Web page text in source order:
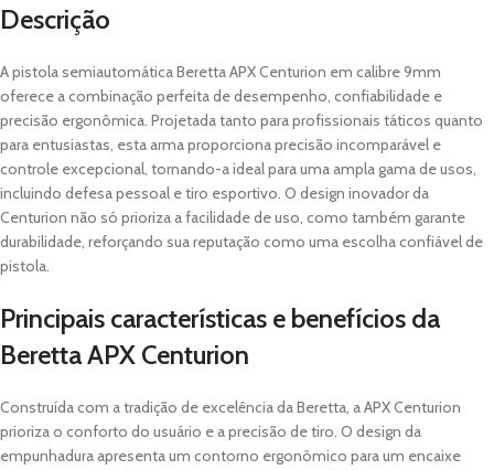
Descrição
A pistola semiautomática Beretta APX Centurion em calibre 9mm
oferece a combinação perfeita de desempenho, confiabilidade e
precisão ergonômica. Projetada tanto para profissionais táticos quanto
para entusiastas, esta arma proporciona precisão incomparável e
controle excepcional, tornando-a ideal para uma ampla gama de usos,
incluindo defesa pessoal e tiro esportivo. O design inovador da
Centurion não só prioriza a facilidade de uso, como também garante
durabilidade, reforçando sua reputação como uma escolha confiável de
pistola.
Principais características e benefícios da
Beretta APX Centurion
Construída com a tradição de excelência da Beretta, a APX Centurion
prioriza o conforto do usuário e a precisão de tiro. O design da
empunhadura apresenta um contorno ergonômico para um encaixe